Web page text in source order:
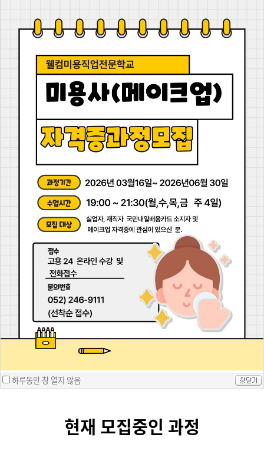
미용사(일반)자격증 과정입니다.
헤어디자이너 및 창업을 위한 자격증을 취득할 수 있는 과정입니다. 미용장선생
님의 꼼꼼한 지도를 원하신다면 도전하세요.
미용사(네일)자격증과정입니다.
시험응시자 7명 전원 합격의 신화! 언제나 다정한 선생님과 함께해 보세요.
현재 모집중인 과정
하루동안 창 열지 않음